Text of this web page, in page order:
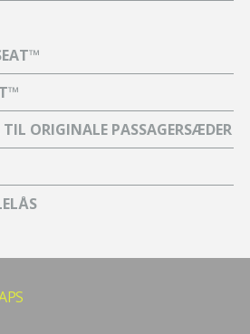
TIL ORIGINALE PASSAGERSÆDER